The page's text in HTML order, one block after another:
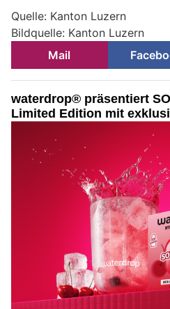
Quelle: Kanton Luzern
Bildquelle: Kanton Luzern
Mail
waterdrop® präsentiert
Limited Edition mit